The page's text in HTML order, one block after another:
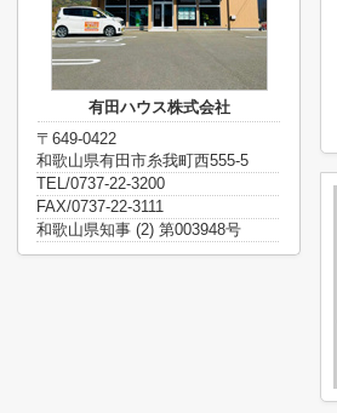
有田ハウス株式会社
〒649-0422
和歌山県有田市糸我町西555-5
TEL/0737-22-3200
FAX/0737-22-3111
和歌山県知事 (2) 第003948号